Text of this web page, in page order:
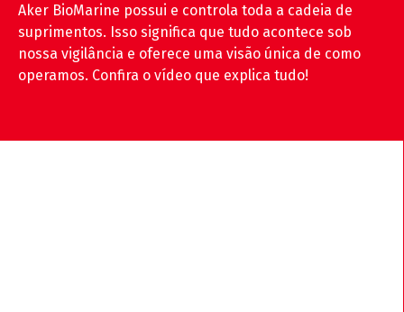
Aker BioMarine possui e controla toda a cadeia de
suprimentos. Isso significa que tudo acontece sob
nossa vigilância e oferece uma visão única de como
operamos. Confira o vídeo que explica tudo!